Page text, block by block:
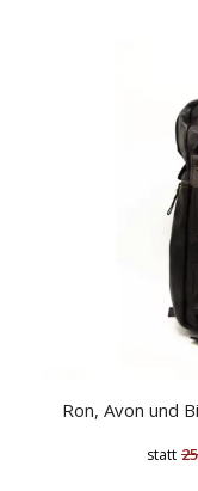
Ron, Avon und
statt